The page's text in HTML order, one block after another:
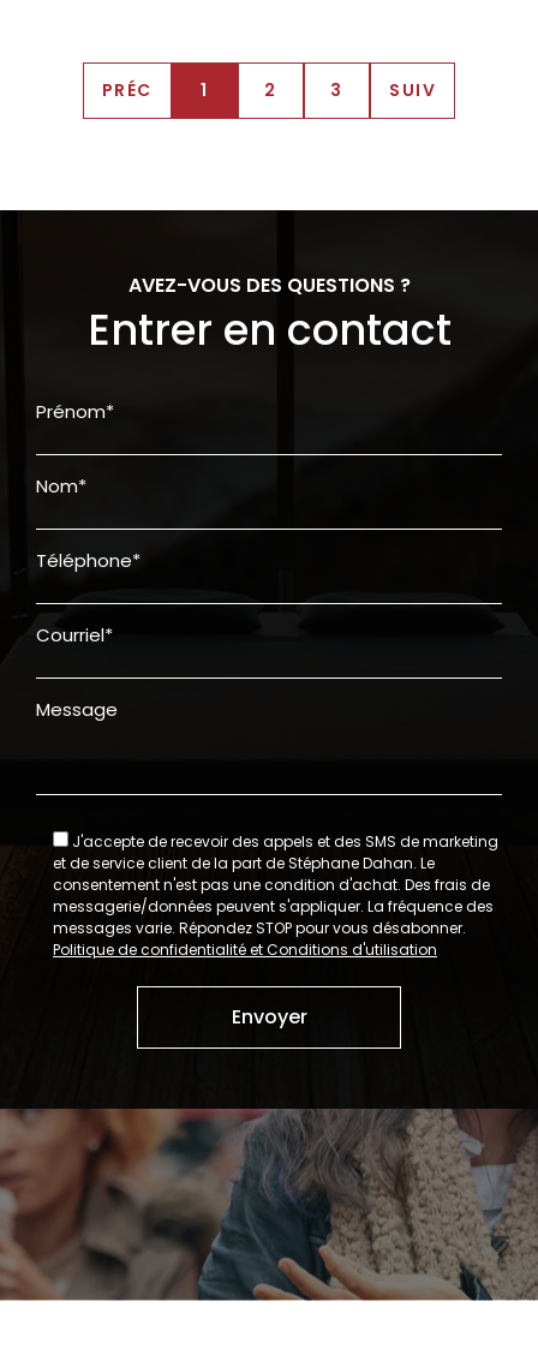
PRÉC 1 2 3 SUIV
AVEZ-VOUS DES QUESTIONS ?
Entrer en contact
Prénom*
Nom*
Téléphone*
Courriel*
Message
J'accepte de recevoir des appels et des SMS de marketing
et de service client de la part de Stéphane Dahan. Le
consentement n'est pas une condition d'achat. Des frais de
messagerie/données peuvent s'appliquer. La fréquence des
messages varie. Répondez STOP pour vous désabonner.
Politique de confidentialité et Conditions d'utilisation
Envoyer